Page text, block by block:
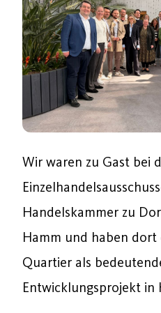
Wir waren zu Gast bei
Handelskammer zu
Hamm und haben dort
Quartier als
Entwicklungsprojekt in